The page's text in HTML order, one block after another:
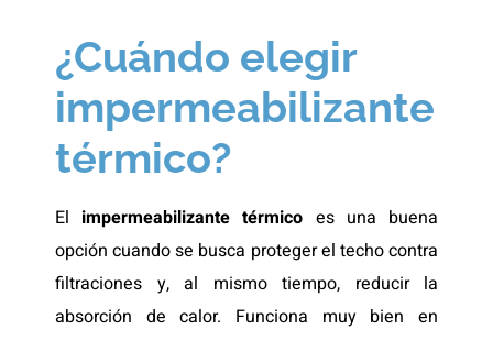
¿Cuándo elegir
impermeabilizante
térmico?
El impermeabilizante térmico es una buena
opción cuando se busca proteger el techo contra
filtraciones y, al mismo tiempo, reducir la
absorción de calor. Funciona muy bien en